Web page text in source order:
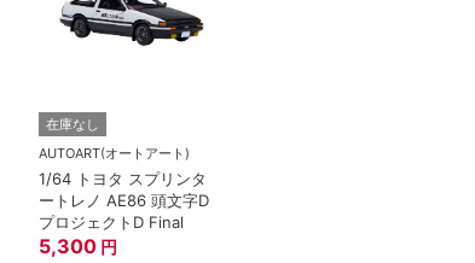
在庫なし
AUTOART(オートアート)
1/64 トヨタ スプリンタ
ートレノ AE86 頭文字D
プロジェクトD Final
5,300 円